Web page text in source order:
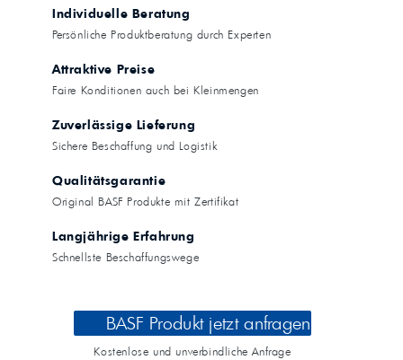
Individuelle Beratung
Persönliche Produktberatung durch Experten
Attraktive Preise
Faire Konditionen auch bei Kleinmengen
Zuverlässige Lieferung
Sichere Beschaffung und Logistik
Qualitätsgarantie
Original BASF Produkte mit Zertifikat
Langjährige Erfahrung
Schnellste Beschaffungswege
BASF Produkt jetzt anfragen
Kostenlose und unverbindliche Anfrage